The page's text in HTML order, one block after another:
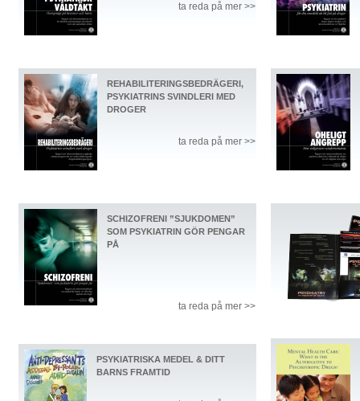
ta reda på mer >>
REHABILITERINGSBEDRÄGERI,
PSYKIATRINS SVINDLERI MED
DROGER
ta reda på mer >>
SCHIZOFRENI ”SJUKDOMEN”
SOM PSYKIATRIN GÖR PENGAR
PÅ
ta reda på mer >>
PSYKIATRISKA MEDEL & DITT
BARNS FRAMTID